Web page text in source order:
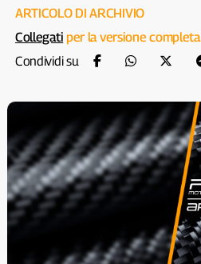
ARTICOLO DI ARCHIVIO
Collegati per la versione completa
Condividi su